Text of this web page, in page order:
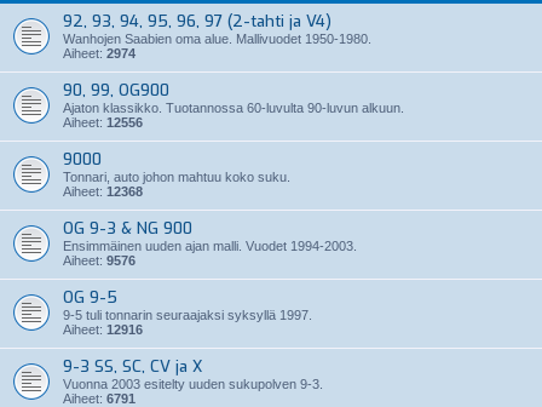
92, 93, 94, 95, 96, 97 (2-tahti ja V4)
Wanhojen Saabien oma alue. Mallivuodet 1950-1980.
Aiheet: 2974
90, 99, OG900
Ajaton klassikko. Tuotannossa 60-luvulta 90-luvun alkuun.
Aiheet: 12556
9000
Tonnari, auto johon mahtuu koko suku.
Aiheet: 12368
OG 9-3 & NG 900
Ensimmäinen uuden ajan malli. Vuodet 1994-2003.
Aiheet: 9576
OG 9-5
9-5 tuli tonnarin seuraajaksi syksyllä 1997.
Aiheet: 12916
9-3 SS, SC, CV ja X
Vuonna 2003 esitelty uuden sukupolven 9-3.
Aiheet: 6791